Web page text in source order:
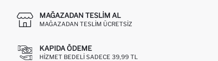
MAĞAZADAN TESLIM AL
MAĞAZADAN TESLIM ÜCRETSIZ
KAPIDA ÖDEME
HIZMET BEDELI SADECE 39,99 TL